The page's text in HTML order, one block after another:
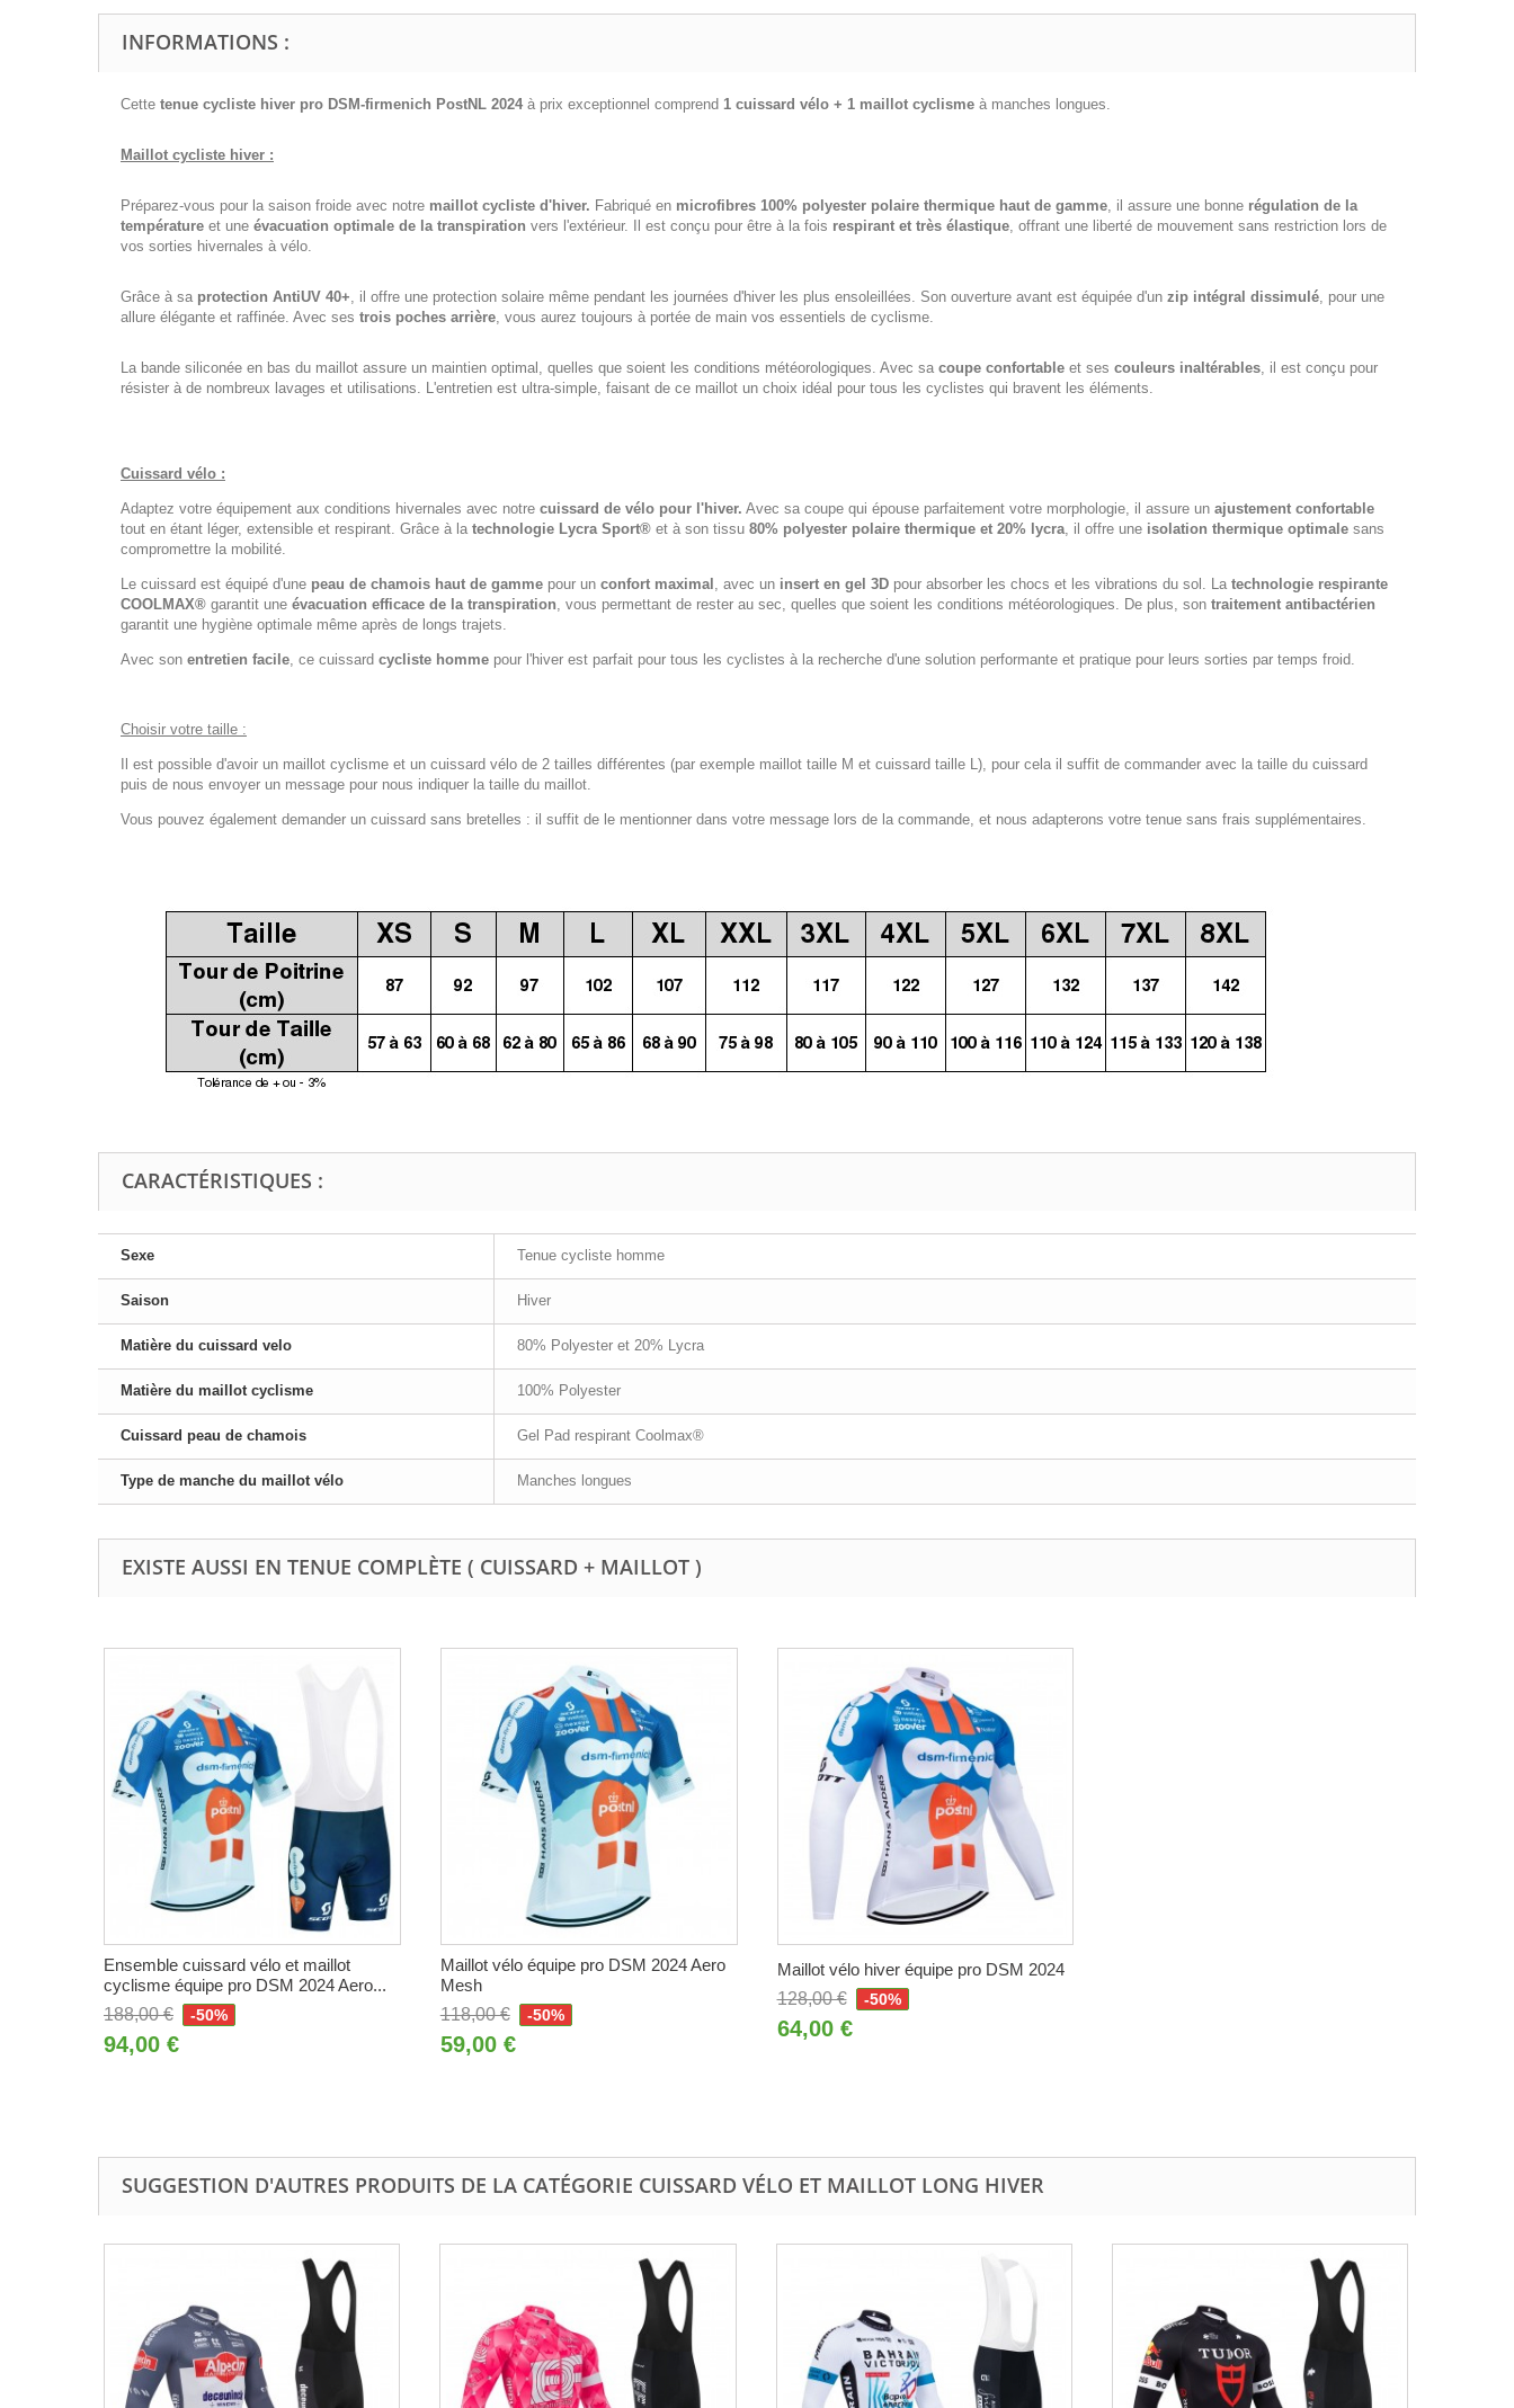
INFORMATIONS :
Cette tenue cycliste hiver pro DSM-firmenich PostNL 2024 à prix exceptionnel comprend 1 cuissard vélo + 1 maillot cyclisme à manches longues.
Maillot cycliste hiver :
Préparez-vous pour la saison froide avec notre maillot cycliste d'hiver. Fabriqué en microfibres 100% polyester polaire thermique haut de gamme, il assure une bonne régulation de la
température et une évacuation optimale de la transpiration vers l'extérieur. Il est conçu pour être à la fois respirant et très élastique, offrant une liberté de mouvement sans restriction lors de
vos sorties hivernales à vélo.
Grâce à sa protection AntiUV 40+, il offre une protection solaire même pendant les journées d'hiver les plus ensoleillées. Son ouverture avant est équipée d'un zip intégral dissimulé, pour une
allure élégante et raffinée. Avec ses trois poches arrière, vous aurez toujours à portée de main vos essentiels de cyclisme.
La bande siliconée en bas du maillot assure un maintien optimal, quelles que soient les conditions météorologiques. Avec sa coupe confortable et ses couleurs inaltérables, il est conçu pour
résister à de nombreux lavages et utilisations. L'entretien est ultra-simple, faisant de ce maillot un choix idéal pour tous les cyclistes qui bravent les éléments.
Cuissard vélo :
Adaptez votre équipement aux conditions hivernales avec notre cuissard de vélo pour l'hiver. Avec sa coupe qui épouse parfaitement votre morphologie, il assure un ajustement confortable
tout en étant léger, extensible et respirant. Grâce à la technologie Lycra Sport® et à son tissu 80% polyester polaire thermique et 20% lycra, il offre une isolation thermique optimale sans
compromettre la mobilité.
Le cuissard est équipé d'une peau de chamois haut de gamme pour un confort maximal , avec un insert en gel 3D pour absorber les chocs et les vibrations du sol. La technologie respirante
COOLMAX® garantit une évacuation efficace de la transpiration, vous permettant de rester au sec, quelles que soient les conditions météorologiques. De plus, son traitement antibactérien
garantit une hygiène optimale même après de longs trajets.
Avec son entretien facile, ce cuissard cycliste homme pour l'hiver est parfait pour tous les cyclistes à la recherche d'une solution performante et pratique pour leurs sorties par temps froid.
Choisir votre taille :
Il est possible d'avoir un maillot cyclisme et un cuissard vélo de 2 tailles différentes (par exemple maillot taille M et cuissard taille L), pour cela il suffit de commander avec la taille du cuissard
puis de nous envoyer un message pour nous indiquer la taille du maillot.
Vous pouvez également demander un cuissard sans bretelles : il suffit de le mentionner dans votre message lors de la commande, et nous adapterons votre tenue sans frais supplémentaires.
CARACTÉRISTIQUES :
Sexe Tenue cycliste homme
Saison Hiver
Matière du cuissard velo 80% Polyester et 20% Lycra
Matière du maillot cyclisme 100% Polyester
Cuissard peau de chamois Gel Pad respirant Coolmax®
Type de manche du maillot vélo Manches longues
EXISTE AUSSI EN TENUE COMPLÈTE ( CUISSARD + MAILLOT )
Ensemble cuissard vélo et maillot
cyclisme équipe pro DSM 2024 Aero...
188,00 €
-50%
94,00 €
Maillot vélo équipe pro DSM 2024 Aero
Mesh
118,00 €
-50%
59,00 €
Maillot vélo hiver équipe pro DSM 2024
128,00 €
-50%
64,00 €
SUGGESTION D'AUTRES PRODUITS DE LA CATÉGORIE CUISSARD VÉLO ET MAILLOT LONG HIVER